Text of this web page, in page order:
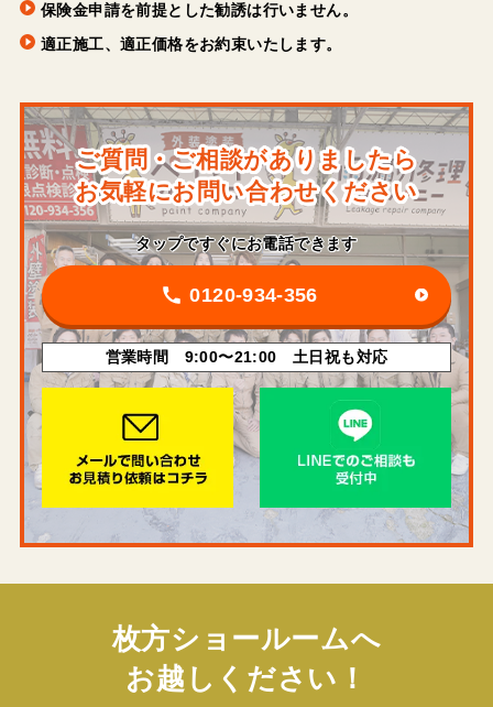
保険金申請を前提とした勧誘は行いません。
適正施工、適正価格をお約束いたします。
ご質問・ご相談がありましたら
お気軽にお問い合わせください
タップですぐにお電話できます
0120-934-356
営業時間 9:00〜21:00 土日祝も対応
枚方ショールームへ
お越しください！